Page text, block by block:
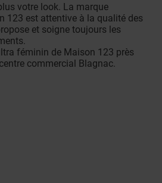
votre look. La marque
123 est attentive à la qualité des
et soigne toujours les
féminin de Maison 123 près
commercial Blagnac.